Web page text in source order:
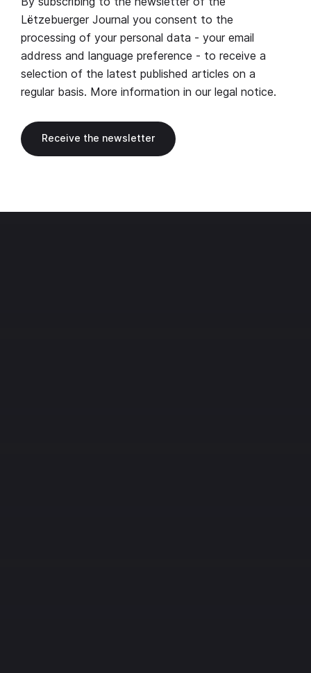
Lëtzebuerger Journal you consent to the
processing of your personal data - your email
address and language preference - to receive a
selection of the latest published articles on a
regular basis. More information in our legal notice.